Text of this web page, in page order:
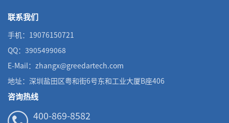
联系我们
手机：19076150721
QQ：3905499068
E-Mail：zhangx@greedartech.com
地址：深圳盐田区粤和街6号东和工业大厦B座406
咨询热线
400-869-8582